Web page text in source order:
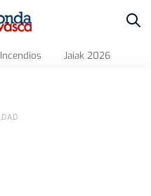
Incendios Jaiak 2026